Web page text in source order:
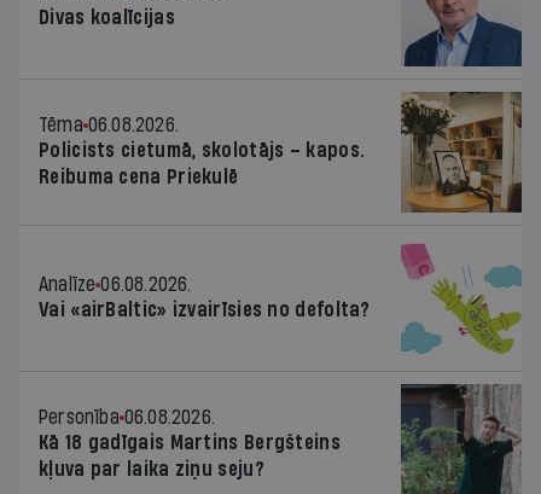
Divas koalīcijas
Tēma 06.08.2026.
Policists cietumā, skolotājs – kapos.
Reibuma cena Priekulē
Analīze 06.08.2026.
Vai «airBaltic» izvairīsies no defolta?
Personība 06.08.2026.
Kā 18 gadīgais Martins Bergšteins
kļuva par laika ziņu seju?